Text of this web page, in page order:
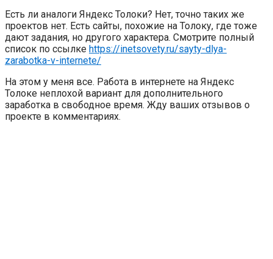
Есть ли аналоги Яндекс Толоки? Нет, точно таких же
проектов нет. Есть сайты, похожие на Толоку, где тоже
дают задания, но другого характера. Смотрите полный
список по ссылке https://inetsovety.ru/sayty-dlya-
zarabotka-v-internete/
На этом у меня все. Работа в интернете на Яндекс
Толоке неплохой вариант для дополнительного
заработка в свободное время. Жду ваших отзывов о
проекте в комментариях.